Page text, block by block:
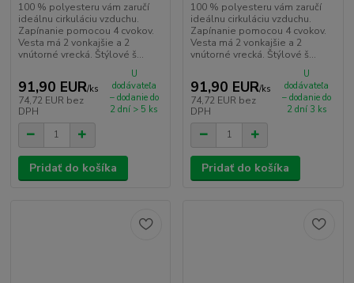
100 % polyesteru vám zaručí
ideálnu cirkuláciu vzduchu.
Zapínanie pomocou 4 cvokov.
Vesta má 2 vonkajšie a 2
vnútorné vrecká. Štýlové š...
91,90 EUR/ks
74,72 EUR bez
DPH
U
dodávateľa
– dodanie do
2 dní > 5 ks
Pridať do košíka
100 % polyesteru vám zaručí
ideálnu cirkuláciu vzduchu.
Zapínanie pomocou 4 cvokov.
Vesta má 2 vonkajšie a 2
vnútorné vrecká. Štýlové š...
91,90 EUR/ks
74,72 EUR bez
DPH
U
dodávateľa
– dodanie do
2 dní 3 ks
Pridať do košíka